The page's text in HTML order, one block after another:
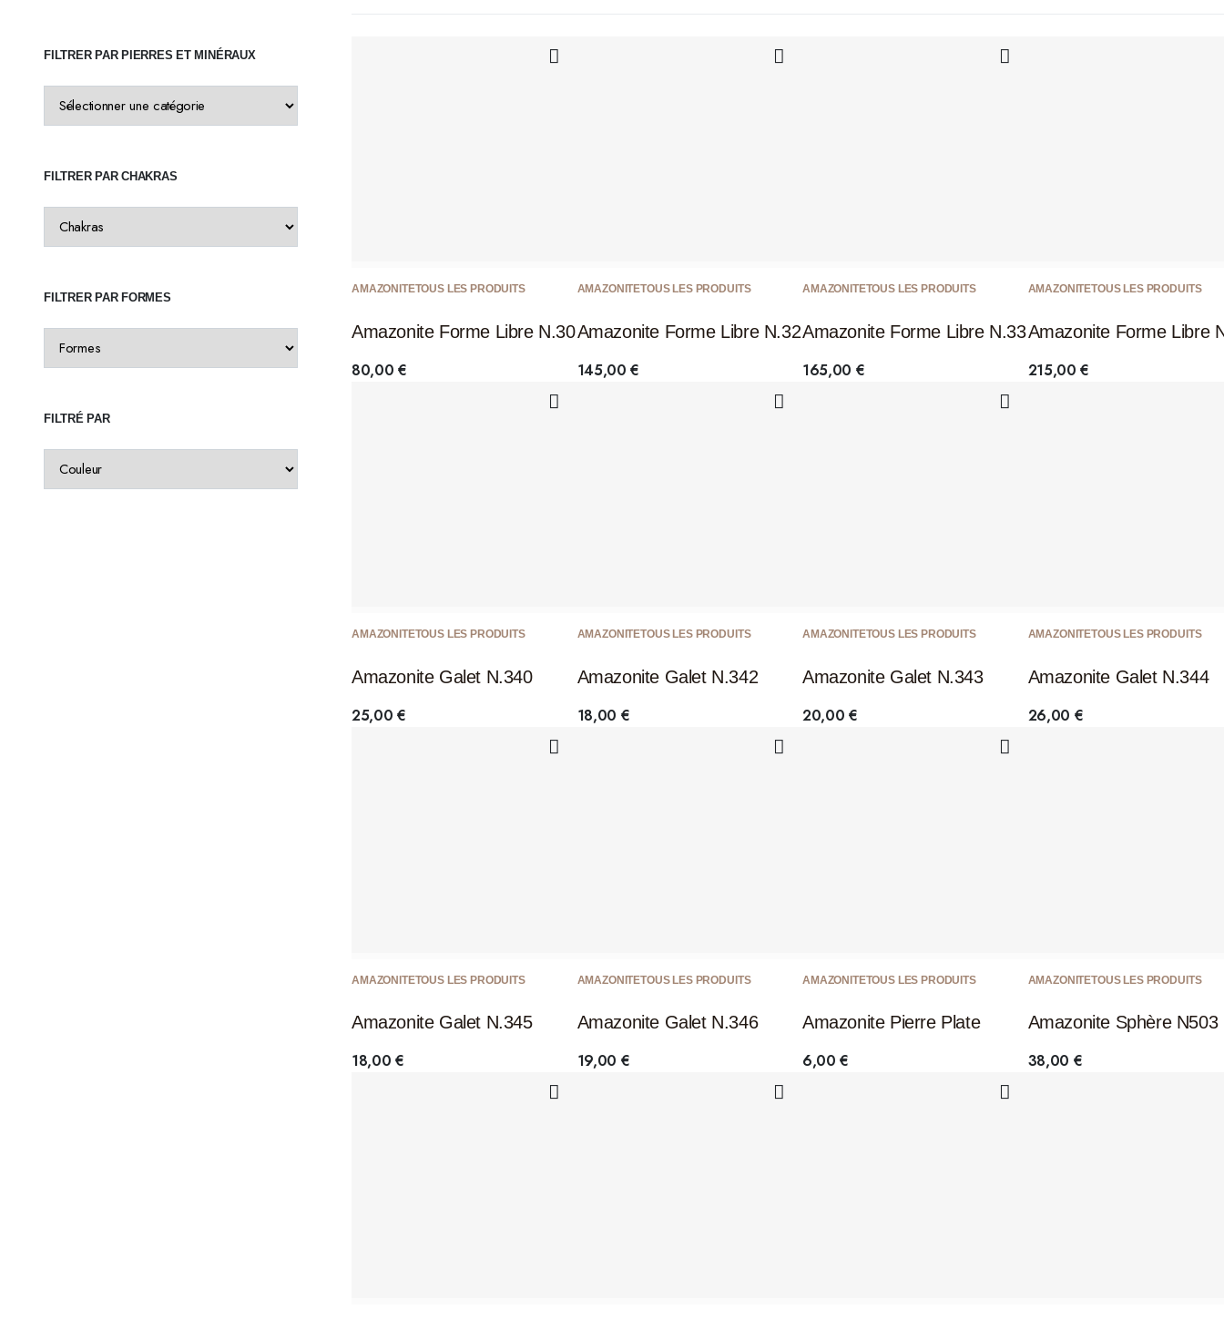
AMAZONITETOUS LES PRODUITS
Amazonite Forme Libre N.30
80,00€
AMAZONITETOUS LES PRODUITS
Amazonite Forme Libre N.32
145,00€
AMAZONITETOUS LES PRODUITS
Amazonite Forme Libre N.33
165,00 €
AMAZONITETOUS LES PRODUITS
Amazonite Forme Libre
215,00€
AMAZONITETOUS LES PRODUITS
Amazonite Galet N.340
25,00€
AMAZONITETOUS LES PRODUITS
Amazonite Galet N.342
18,00 €
AMAZONITETOUS LES PRODUITS
Amazonite Galet N.343
20,00€
AMAZONITETOUS LES PRODUITS
Amazonite Galet N.344
26,00 €
AMAZONITETOUS LES PRODUITS
Amazonite Galet N.345
18,00€
AMAZONITETOUS LES PRODUITS
Amazonite Galet N.346
19,00 €
AMAZONITETOUS LES PRODUITS
Amazonite Pierre Plate
6,00€
AMAZONITETOUS LES PRODUITS
Amazonite Sphère N503
38,00 €
FILTRER PAR PIERRES ET MINÉRAUX
FILTRER PAR CHAKRAS
FILTRER PAR FORMES
FILTRÉ PAR